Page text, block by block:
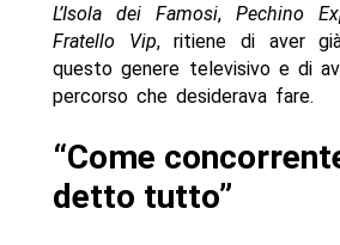
L’Isola dei Famosi,Pechino
Fratello Vip, ritiene di aver
questo genere televisivo e di
percorso che desiderava fare.
“Come
detto tutto”